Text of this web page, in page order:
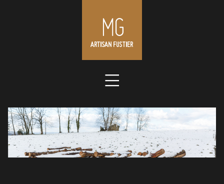
to
content